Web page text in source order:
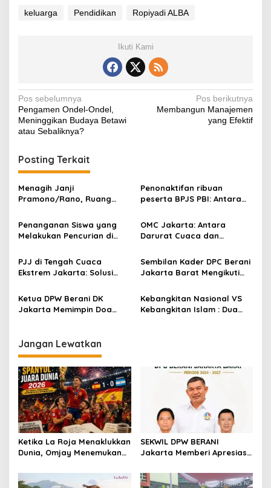
c
o
k
tt
ail at
A
p
p
er
st
p
n
k
e
keluarga Pendidikan Ropiyadi ALBA
Ikuti Kami
Navigasi
pos
Pos sebelumnya
Pengamen Ondel-Ondel,
Meninggikan Budaya Betawi
atau Sebaliknya?
Pos berikutnya
Membangun Manajemen
yang Efektif
Posting Terkait
Menagih Janji
Pramono/Rano, Ruang
Motor, Siswa SD Tunas
Karya 3 Belajar di Emperan
Penonaktifan ribuan
peserta BPJS PBI: Antara
Dasar Kesehatan Warga
Penanganan Siswa yang
Melakukan Pencurian di
OMC Jakarta: Antara
Darurat Cuaca dan
31 Miliar
PJJ di Tengah Cuaca
Ekstrem Jakarta: Solusi
Pendidikan?
Sembilan Kader DPC Berani
Jakarta Barat Mengikuti
Partai dan Instruktur DPP
Berani 2025
Ketua DPW Berani DK
Jakarta Memimpin Doa
Instruktur DPP Berani 2025
Kebangkitan Nasional VS
Kebangkitan Islam : Dua
Jangan Lewatkan
Ketika La Roja Menaklukkan
Dunia, Omjay Menemukan
Sesungguhnya
SEKWIL DPW BERANI
Jakarta Memberi Apresiasi
Barat Dalam RAKORWIL
BERANI Jakarta